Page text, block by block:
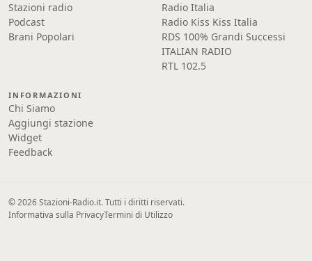
Stazioni radio
Podcast
Brani Popolari
Radio Italia
Radio Kiss Kiss Italia
RDS 100% Grandi Successi
ITALIAN RADIO
RTL 102.5
INFORMAZIONI
Chi Siamo
Aggiungi stazione
Widget
Feedback
© 2026 Stazioni-Radio.it. Tutti i diritti riservati.
Informativa sulla PrivacyTermini di Utilizzo